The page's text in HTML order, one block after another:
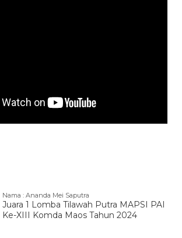
Nama : Ananda Mei Saputra
Juara 1 Lomba Tilawah Putra MAPSI PAI
Ke-XIII Komda Maos Tahun 2024